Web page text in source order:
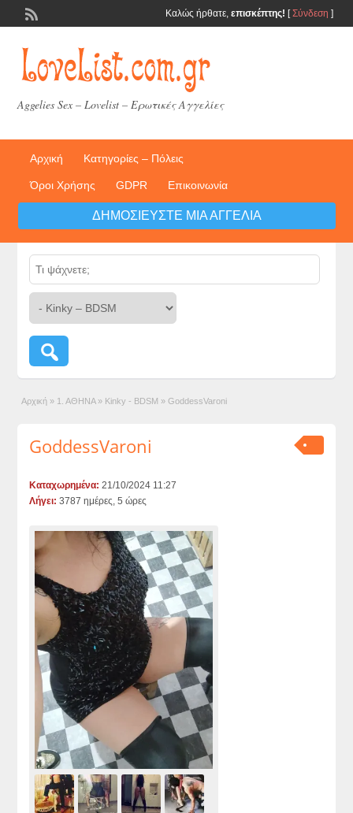
Καλώς ήρθατε, επισκέπτης! [Σύνδεση ]
Aggelies Sex – Lovelist – Ερωτικές Αγγελίες
Αρχική Κατηγορίες – Πόλεις
Όροι Χρήσης GDPR Επικοινωνία
ΔΗΜΟΣΙΕΎΣΤΕ ΜΙΑ ΑΓΓΕΛΊΑ
Αρχική » 1. ΑΘΗΝΑ » Kinky - BDSM » GoddessVaroni
GoddessVaroni
Καταχωρημένα: 21/10/2024 11:27
Λήγει: 3787 ημέρες, 5 ώρες